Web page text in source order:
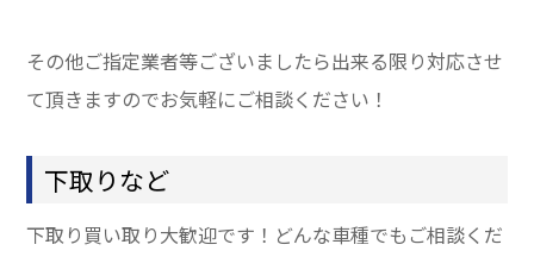
その他ご指定業者等ございましたら出来る限り対応させ
て頂きますのでお気軽にご相談ください！
下取りなど
下取り買い取り大歓迎です！どんな車種でもご相談くだ